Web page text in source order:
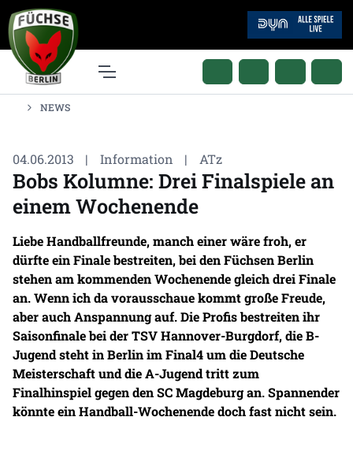
NEWS
04.06.2013 | Information | ATz
Bobs Kolumne: Drei Finalspiele an
einem Wochenende
Liebe Handballfreunde, manch einer wäre froh, er
dürfte ein Finale bestreiten, bei den Füchsen Berlin
stehen am kommenden Wochenende gleich drei Finale
an. Wenn ich da vorausschaue kommt große Freude,
aber auch Anspannung auf. Die Profis bestreiten ihr
Saisonfinale bei der TSV Hannover-Burgdorf, die B-
Jugend steht in Berlin im Final4 um die Deutsche
Meisterschaft und die A-Jugend tritt zum
Finalhinspiel gegen den SC Magdeburg an. Spannender
könnte ein Handball-Wochenende doch fast nicht sein.